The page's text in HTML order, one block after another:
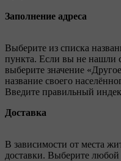
Заполнение адреса
Выберите из списка
пункта. Если вы не нашли
выберите значение
название своего
Введите правильный
Доставка
В зависимости от места
доставки. Выберите